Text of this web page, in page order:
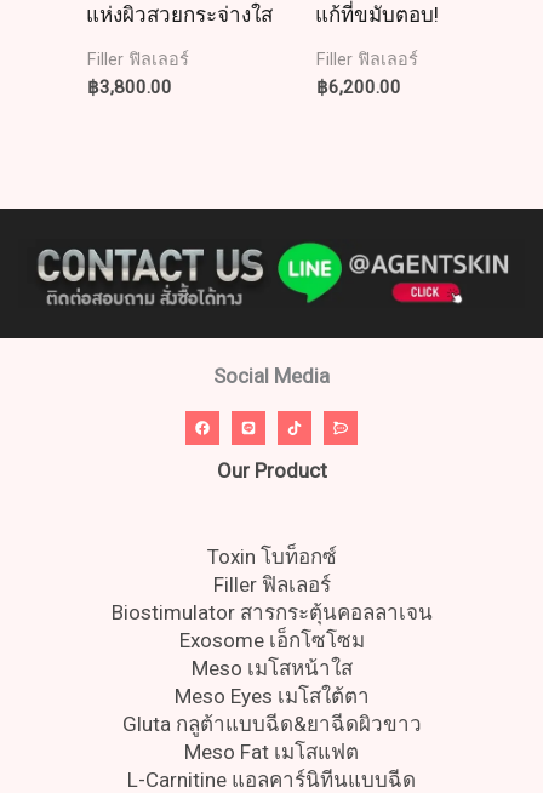
แห่งผิวสวยกระจ่างใส
Filler ฟิลเลอร์
฿3,800.00
แก้ที่ขมับตอบ!
Filler ฟิลเลอร์
฿6,200.00
Social Media
Our Product
Toxin โบท็อกซ์
Filler ฟิลเลอร์
Biostimulator สารกระตุ้นคอลลาเจน
Exosome เอ็กโซโซม
Meso เมโสหน้าใส
Meso Eyes เมโสใต้ตา
Gluta กลูต้าแบบฉีด&ยาฉีดผิวขาว
Meso Fat เมโสแฟต
L-Carnitine แอลคาร์นิทีนแบบฉีด